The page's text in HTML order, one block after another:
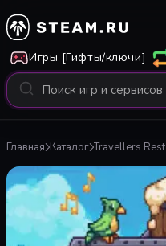
Игры [Гифты/ключи]
Главная Каталог Travellers Rest